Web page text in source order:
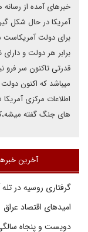
خبرهای آمده از
آمریکا در حال شکل
برای دولت آمریکاست
برابر هر دولت و
قدرتی تاکنون سر فرو
میباشد که اکنون
اطلاعات مرکزی
های جنگ گفته
آخرین
گرفتاری روسیه در
امیدهای اقتصاد عراق
دویست و پنجاه سالگی